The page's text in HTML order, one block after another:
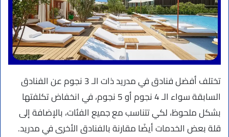
تختلف أفضل فنادق في مدريد ذات الـ 3 نجوم عن الفنادق
السابقة سواء الـ 4 نجوم أو 5 نجوم، في انخفاض تكلفتها
بشكل ملحوظ، لكي تتناسب مع جميع الفئات، بالإضافة إلى
قلة بعض الخدمات أيضًا مقارنة بالفنادق الأخرى في مدريد.